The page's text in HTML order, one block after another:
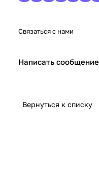
Связаться с нами
Написать сообщение
Вернуться к списку